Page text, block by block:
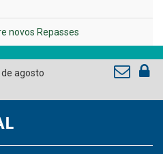
de Pernambuco
de Pernambuco
- CNM